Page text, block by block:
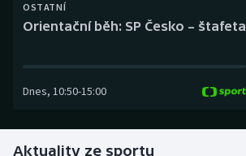
Dostihy
Futsal
OSTATNÍ
Orientační běh: SP Česko – štafeta
Dnes, 10:50-15:00
Aktuality ze sportu